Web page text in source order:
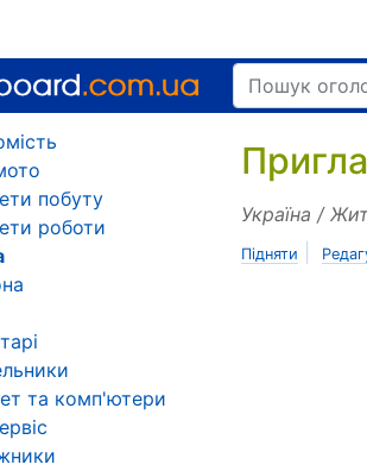
Україна /
Підняти
побуту
роботи
та комп'ютери